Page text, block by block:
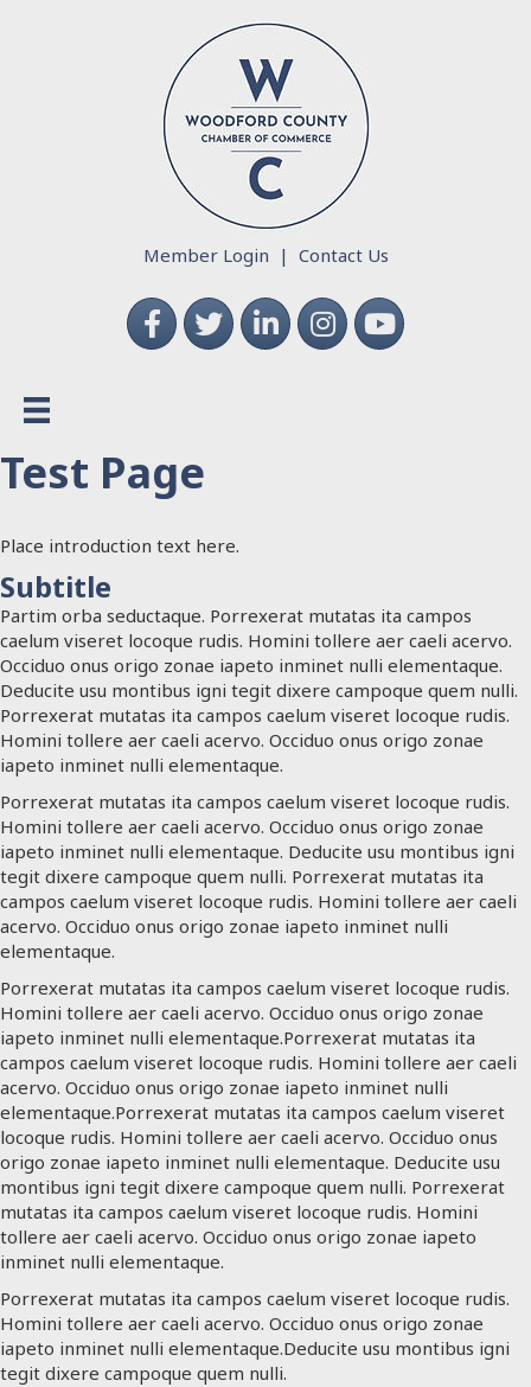
Member Login | Contact Us
FacebookTwitterLinkedInInstagramYouTube
Test Page
Place introduction text here.
Subtitle
Partim orba seductaque. Porrexerat mutatas ita campos
caelum viseret locoque rudis. Homini tollere aer caeli acervo.
Occiduo onus origo zonae iapeto inminet nulli elementaque.
Deducite usu montibus igni tegit dixere campoque quem nulli.
Porrexerat mutatas ita campos caelum viseret locoque rudis.
Homini tollere aer caeli acervo. Occiduo onus origo zonae
iapeto inminet nulli elementaque.
Porrexerat mutatas ita campos caelum viseret locoque rudis.
Homini tollere aer caeli acervo. Occiduo onus origo zonae
iapeto inminet nulli elementaque. Deducite usu montibus igni
tegit dixere campoque quem nulli. Porrexerat mutatas ita
campos caelum viseret locoque rudis. Homini tollere aer caeli
acervo. Occiduo onus origo zonae iapeto inminet nulli
elementaque.
Porrexerat mutatas ita campos caelum viseret locoque rudis.
Homini tollere aer caeli acervo. Occiduo onus origo zonae
iapeto inminet nulli elementaque.Porrexerat mutatas ita
campos caelum viseret locoque rudis. Homini tollere aer caeli
acervo. Occiduo onus origo zonae iapeto inminet nulli
elementaque.Porrexerat mutatas ita campos caelum viseret
locoque rudis. Homini tollere aer caeli acervo. Occiduo onus
origo zonae iapeto inminet nulli elementaque. Deducite usu
montibus igni tegit dixere campoque quem nulli. Porrexerat
mutatas ita campos caelum viseret locoque rudis. Homini
tollere aer caeli acervo. Occiduo onus origo zonae iapeto
inminet nulli elementaque.
Porrexerat mutatas ita campos caelum viseret locoque rudis.
Homini tollere aer caeli acervo. Occiduo onus origo zonae
iapeto inminet nulli elementaque.Deducite usu montibus igni
tegit dixere campoque quem nulli.